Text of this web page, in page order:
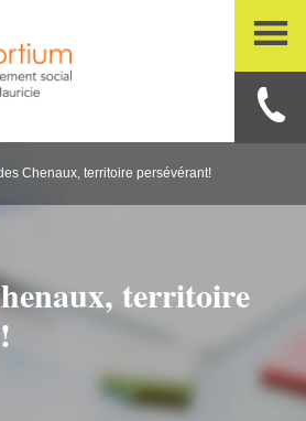
Chenaux, territoire persévérant!
territoire